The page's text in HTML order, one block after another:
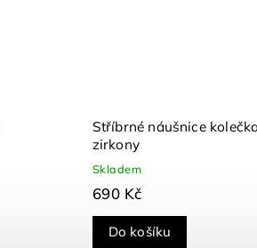
Stříbrné náušnice
zirkony
Skladem
690 Kč
Do košíku